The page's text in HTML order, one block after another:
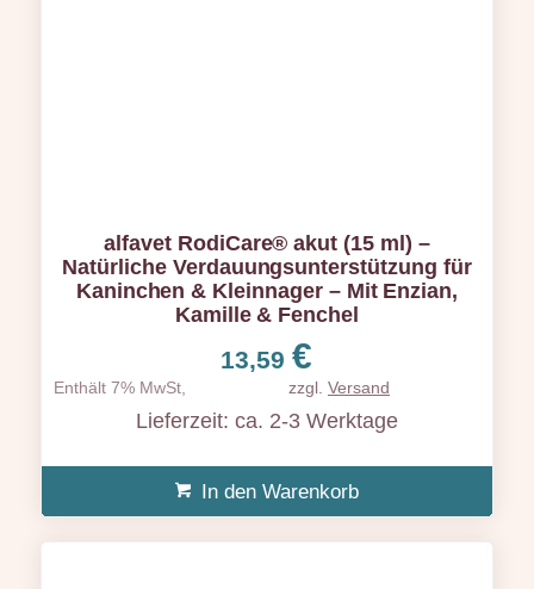
alfavet RodiCare® akut (15 ml) –
Natürliche Verdauungsunterstützung für
Kaninchen & Kleinnager – Mit Enzian,
Kamille & Fenchel
13,59€
Enthält 7% MwSt, zzgl. Versand
Lieferzeit: ca. 2-3 Werktage
In den Warenkorb